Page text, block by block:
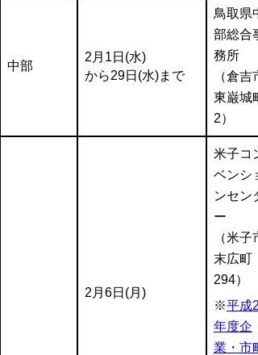
中部
2月1日(水)
から29日(水)まで
鳥取県中
部総合事
務所
（倉吉市
東巌城町
2）
2月6日(月)
米子コン
ベンショ
ンセンタ
ー
（米子市
末広町
294）
※平成
年度企
業・市町